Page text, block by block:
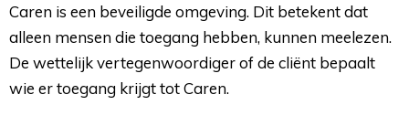
Caren is een beveiligde omgeving. Dit betekent dat
alleen mensen die toegang hebben, kunnen meelezen.
De wettelijk vertegenwoordiger of de cliënt bepaalt
wie er toegang krijgt tot Caren.